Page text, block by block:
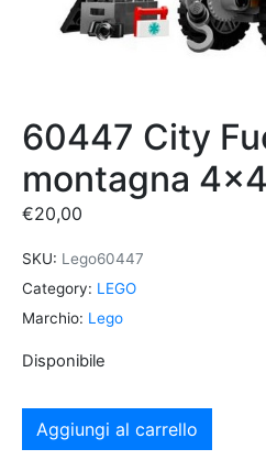
60447 City
montagna 4×4
€20,00
SKU: Lego60447
Category: LEGO
Marchio: Lego
Disponibile
Aggiungi al carrello